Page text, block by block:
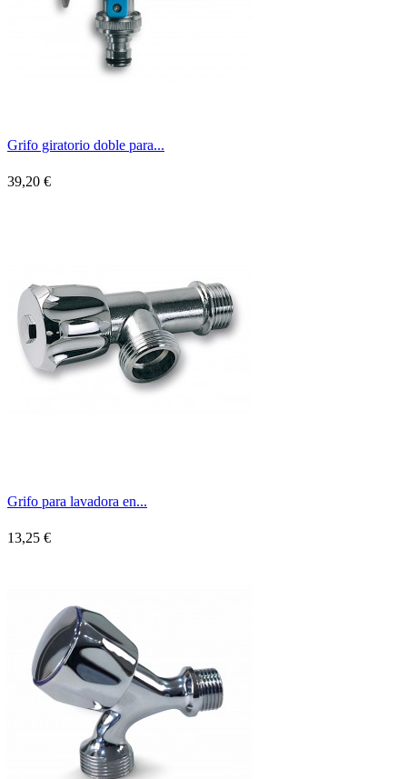
Grifo giratorio doble para...
39,20 €
Grifo para lavadora en...
13,25 €